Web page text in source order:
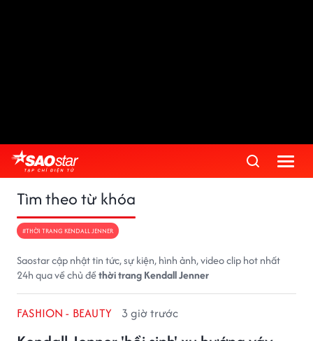
Tìm theo từ khóa
#THỜI TRANG KENDALL JENNER
Saostar cập nhật tin tức, sự kiện, hình ảnh, video clip hot nhất
24h qua về chủ đềthời trang Kendall Jenner
FASHION - BEAUTY 3 giờ trước